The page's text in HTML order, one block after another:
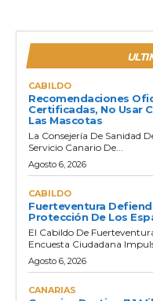
CABILDO
Recomendaciones
Certificadas, No Usar
Las Mascotas
La Consejería De Sanidad
Servicio Canario De...
Agosto 6, 2026
CABILDO
Fuerteventura
Protección De Los
El Cabildo De
Encuesta Ciudadana
Agosto 6, 2026
CANARIAS